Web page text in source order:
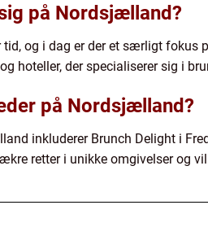
på Nordsjælland?
og i dag er der et særligt
hoteller, der specialiserer sig i
på Nordsjælland?
inkluderer Brunch Delight i
retter i unikke omgivelser og